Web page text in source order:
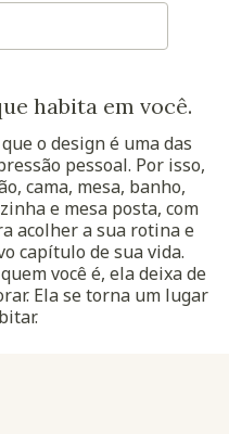
habita em você.
o design é uma das
pessoal. Por isso,
cama, mesa, banho,
e mesa posta, com
acolher a sua rotina e
capítulo de sua vida.
você é, ela deixa de
Ela se torna um lugar